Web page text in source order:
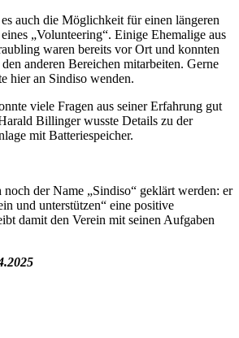
auch die Möglichkeit für einen längeren
„Volunteering“. Einige Ehemalige aus
waren bereits vor Ort und konnten
anderen Bereichen mitarbeiten. Gerne
hier an Sindiso wenden.
viele Fragen aus seiner Erfahrung gut
Billinger wusste Details zu der
mit Batteriespeicher.
der Name „Sindiso“ geklärt werden: er
und unterstützen“ eine positive
damit den Verein mit seinen Aufgaben